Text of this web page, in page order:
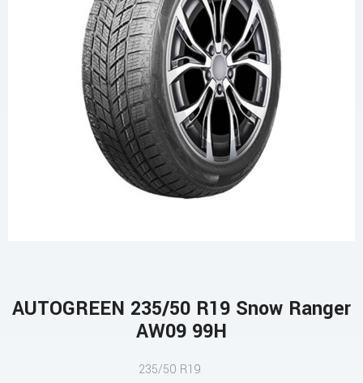
AUTOGREEN 235/50 R19 Snow Ranger
AW09 99H
235/50 R19